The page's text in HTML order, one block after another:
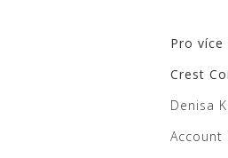
Pro
Crest
Denisa
Account